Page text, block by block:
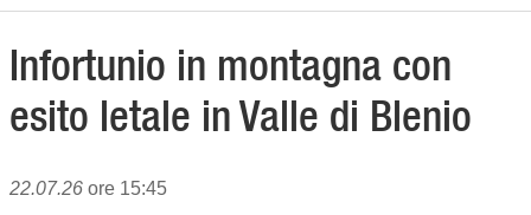
Infortunio in montagna con
esito letale in Valle di Blenio
22.07.26 ore 15:45